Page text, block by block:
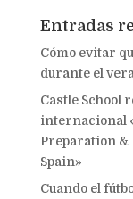
Entradas
Cómo evitar
durante el
Castle School
internacional
Preparation
Spain»
Cuando el